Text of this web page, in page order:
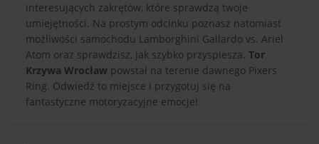
interesujących zakrętów, które sprawdzą twoje
umiejętności. Na prostym odcinku poznasz natomiast
możliwości samochodu Lamborghini Gallardo vs. Ariel
Atom oraz sprawdzisz, jak szybko przyspiesza. Tor
Krzywa Wrocław powstał na terenie dawnego Pixers
Ring. Odwiedź to miejsce i przygotuj się na
fantastyczne motoryzacyjne emocje!